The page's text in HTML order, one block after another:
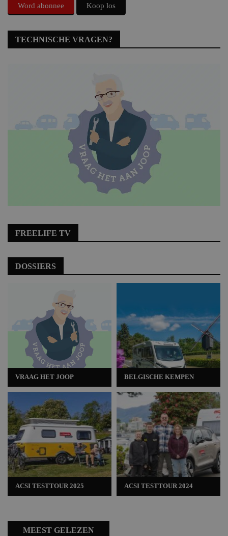
Word abonnee Koop los
TECHNISCHE VRAGEN?
FREELIFE TV
DOSSIERS
VRAAG HET JOOP
ACSI TESTTOUR 2025
BELGISCHE KEMPEN
ACSI TESTTOUR 2024
MEEST GELEZEN